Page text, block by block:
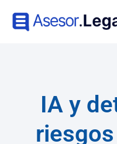
IA y